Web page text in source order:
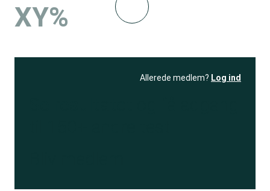
XY%
Allerede medlem? Log ind